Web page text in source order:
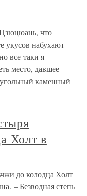
что
укусов набухают
все-таки я
место, давшее
каменный
Холт в
до колодца Холт
– Безводная степь